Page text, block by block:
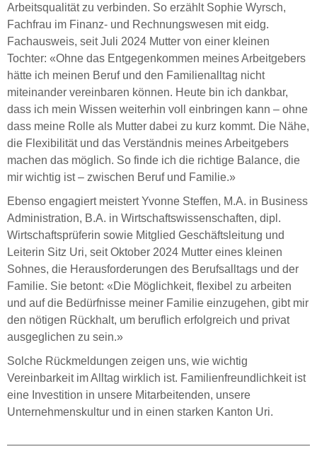
Arbeitsqualität zu verbinden. So erzählt Sophie Wyrsch,
Fachfrau im Finanz- und Rechnungswesen mit eidg.
Fachausweis, seit Juli 2024 Mutter von einer kleinen
Tochter: «Ohne das Entgegenkommen meines Arbeitgebers
hätte ich meinen Beruf und den Familienalltag nicht
miteinander vereinbaren können. Heute bin ich dankbar,
dass ich mein Wissen weiterhin voll einbringen kann – ohne
dass meine Rolle als Mutter dabei zu kurz kommt. Die Nähe,
die Flexibilität und das Verständnis meines Arbeitgebers
machen das möglich. So finde ich die richtige Balance, die
mir wichtig ist – zwischen Beruf und Familie.»
Ebenso engagiert meistert Yvonne Steffen, M.A. in Business
Administration, B.A. in Wirtschaftswissenschaften, dipl.
Wirtschaftsprüferin sowie Mitglied Geschäftsleitung und
Leiterin Sitz Uri, seit Oktober 2024 Mutter eines kleinen
Sohnes, die Herausforderungen des Berufsalltags und der
Familie. Sie betont: «Die Möglichkeit, flexibel zu arbeiten
und auf die Bedürfnisse meiner Familie einzugehen, gibt mir
den nötigen Rückhalt, um beruflich erfolgreich und privat
ausgeglichen zu sein.»
Solche Rückmeldungen zeigen uns, wie wichtig
Vereinbarkeit im Alltag wirklich ist. Familienfreundlichkeit ist
eine Investition in unsere Mitarbeitenden, unsere
Unternehmenskultur und in einen starken Kanton Uri.